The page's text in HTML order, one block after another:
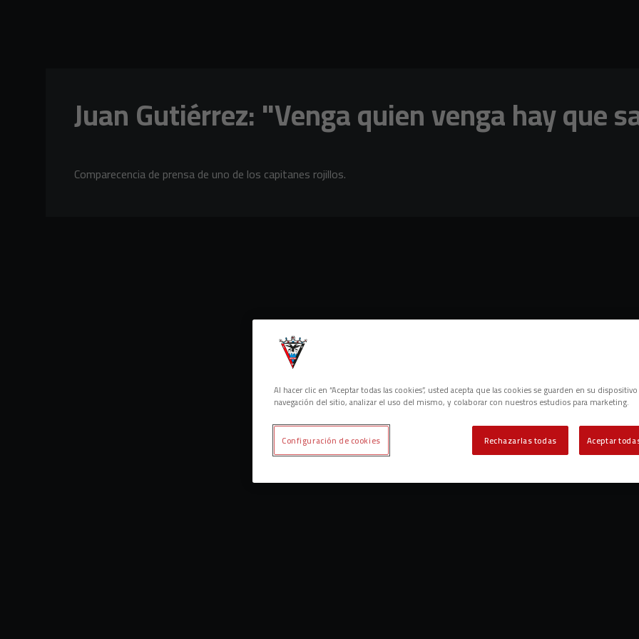
Juan Gutiérrez: "Venga quien venga hay que
Comparecencia de prensa de uno de los capitanes rojillos.
Al hacer clic en “Aceptar todas las cookies”, usted acepta que las cookies se guarden en su
navegación del sitio, analizar el uso del mismo, y colaborar con nuestros estudios para marketing.
Rechazarlas todas Aceptar
Configuración de cookies